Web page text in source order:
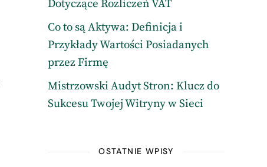
Dotyczące Rozliczeń VAT
Co to są Aktywa: Definicja i
Przykłady Wartości Posiadanych
przez Firmę
Mistrzowski Audyt Stron: Klucz do
Sukcesu Twojej Witryny w Sieci
OSTATNIE WPISY